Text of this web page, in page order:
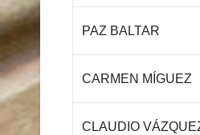
PAZ BALTAR
CARMEN MÍGUEZ
CLAUDIO